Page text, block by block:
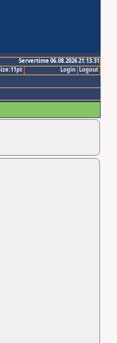
Servertime 06.08.2026 21:13:31
Logout
Login